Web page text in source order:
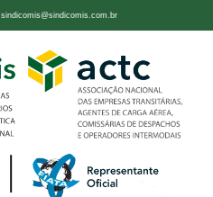
sindicomis@sindicomis.com.br